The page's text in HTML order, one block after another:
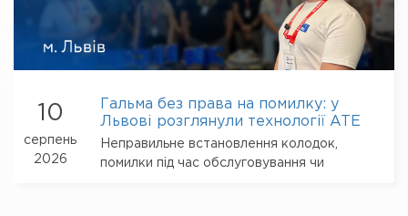
10
серпень
2026
Гальма без права на помилку: у
Львові розглянули технології ATE
Неправильне встановлення колодок,
помилки під час обслуговування чи